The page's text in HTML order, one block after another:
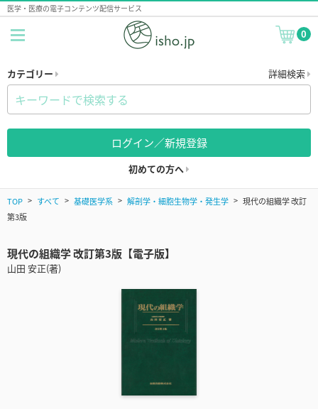
医学・医療の電子コンテンツ配信サービス
0
カテゴリー 詳細検索
ログイン／新規登録
初めての方へ
TOP すべて 基礎医学系 解剖学・細胞生物学・発生学
現代の組織学 改訂
第3版
現代の組織学 改訂第3版【電子版】
山田 安正(著)